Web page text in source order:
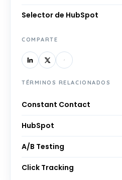
Selector de HubSpot
COMPARTE
TÉRMINOS RELACIONADOS
Constant Contact
HubSpot
A/B Testing
Click Tracking